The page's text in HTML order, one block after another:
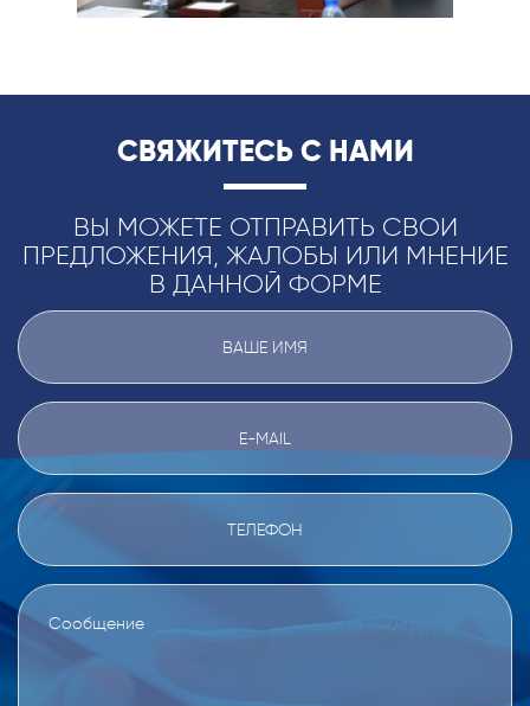
СВЯЖИТЕСЬ С НАМИ
ВЫ МОЖЕТЕ ОТПРАВИТЬ СВОИ
ПРЕДЛОЖЕНИЯ, ЖАЛОБЫ ИЛИ МНЕНИЕ
В ДАННОЙ ФОРМЕ